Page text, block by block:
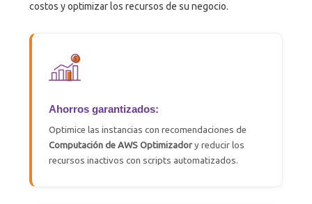
costos y optimizar los recursos de su negocio.
Ahorros garantizados:
Optimice las instancias con recomendaciones de
Computación de AWSOptimizadory reducir los
recursos inactivos con scripts automatizados.